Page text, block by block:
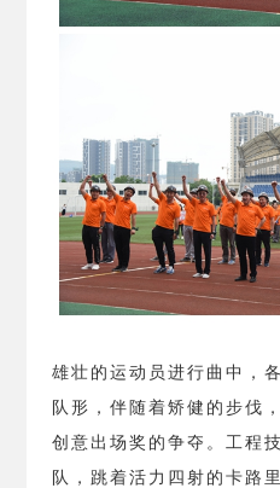
雄壮的运动员进行曲中，
队形，伴随着矫健的步
创意出场奖的争夺。工程
队，跳着活力四射的卡路